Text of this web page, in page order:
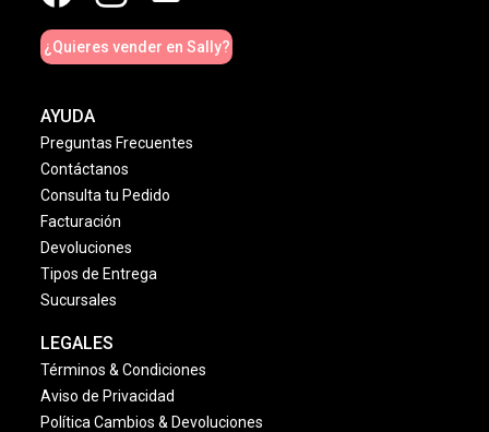
¿Quieres vender en Sally?
AYUDA
Preguntas Frecuentes
Contáctanos
Consulta tu Pedido
Facturación
Devoluciones
Tipos de Entrega
Sucursales
LEGALES
Términos & Condiciones
Aviso de Privacidad
Política Cambios & Devoluciones